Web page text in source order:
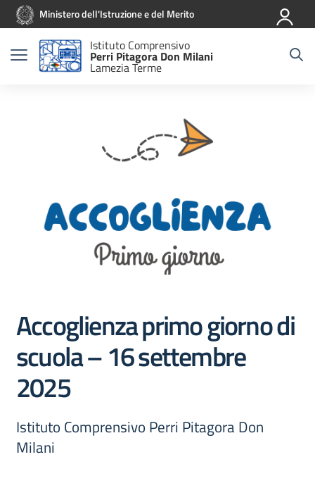
Vai ai contenuti
Vai al menu di navigazione
Vai al footerMinistero dell'Istruzione e del Merito
Istituto Comprensivo
Perri Pitagora Don Milani
Lamezia Terme
Accoglienza primo giorno di
scuola – 16 settembre
2025
Istituto Comprensivo Perri Pitagora Don
Milani